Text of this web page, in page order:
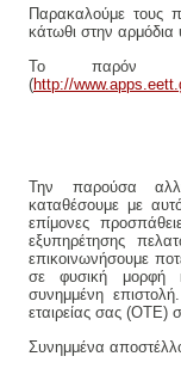
Παρακαλούμε τους
κάτωθι στην
Το παρόν
(http://
Την παρούσα
καταθέσουμε με
επίμονες
εξυπηρέτησης
επικοινωνήσουμε
σε φυσική μορφή
συνημμένη
εταιρείας σας (ΟΤΕ)
Συνημμένα